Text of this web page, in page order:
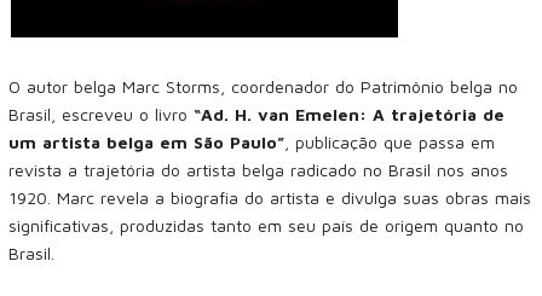
O autor belga Marc Storms, coordenador do Patrimônio belga no
Brasil, escreveu o livro “Ad. H. van Emelen: A trajetória de
um artista belga em São Paulo” , publicação que passa em
revista a trajetória do artista belga radicado no Brasil nos anos
1920. Marc revela a biografia do artista e divulga suas obras mais
significativas, produzidas tanto em seu país de origem quanto no
Brasil.